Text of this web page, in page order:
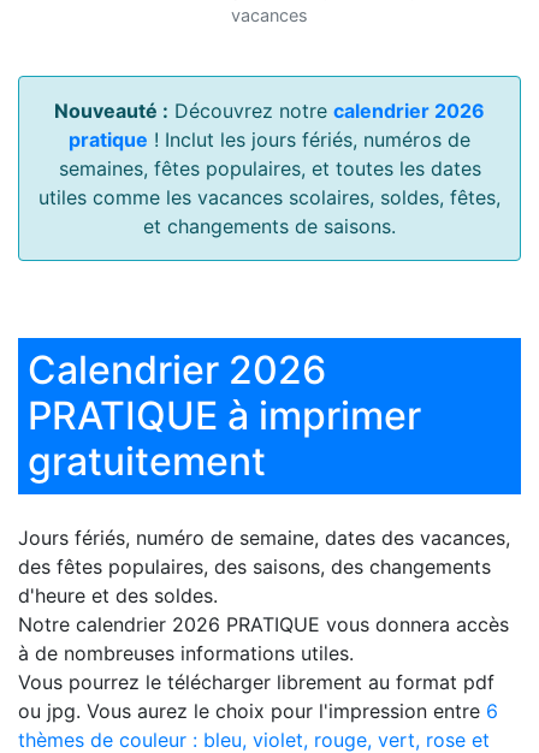
vacances
Nouveauté : Découvrez notre calendrier 2026
pratique ! Inclut les jours fériés, numéros de
semaines, fêtes populaires, et toutes les dates
utiles comme les vacances scolaires, soldes, fêtes,
et changements de saisons.
Calendrier 2026
PRATIQUE à imprimer
gratuitement
Jours fériés, numéro de semaine, dates des vacances,
des fêtes populaires, des saisons, des changements
d'heure et des soldes.
Notre calendrier 2026 PRATIQUE vous donnera accès
à de nombreuses informations utiles.
Vous pourrez le télécharger librement au format pdf
ou jpg. Vous aurez le choix pour l'impression entre 6
thèmes de couleur : bleu, violet, rouge, vert, rose et